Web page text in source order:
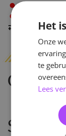
Indien op
Het
Onze
te
Lees